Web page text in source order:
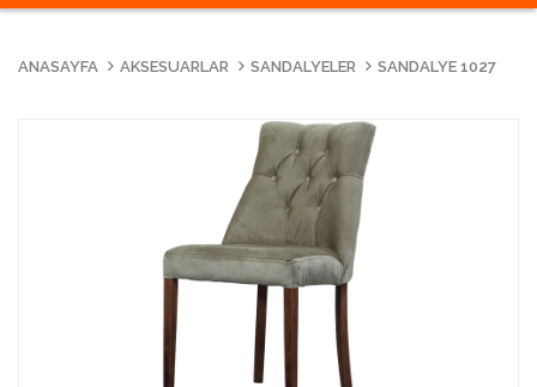
-
ANASAYFA AKSESUARLAR SANDALYELER SANDALYE 1027